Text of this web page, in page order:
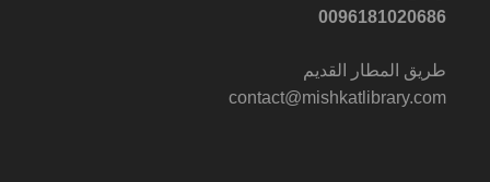
0096181020686
طريق المطار القديم
contact@mishkatlibrary.com